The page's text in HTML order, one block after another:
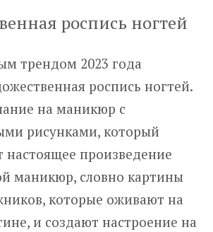
роспись ногтей
трендом 2023 года
роспись ногтей.
на маникюр с
рисунками, который
настоящее произведение
маникюр, словно картины
которые оживают на
и создают настроение на